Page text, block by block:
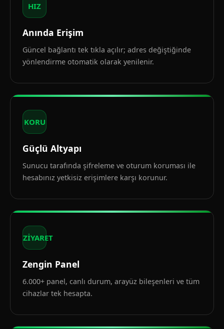
HIZ
Anında Erişim
Güncel bağlantı tek tıkla açılır; adres değiştiğinde
yönlendirme otomatik olarak yenilenir.
KORU
Güçlü Altyapı
Sunucu tarafında şifreleme ve oturum koruması ile
hesabınız yetkisiz erişimlere karşı korunur.
ZİYARET
Zengin Panel
6.000+ panel, canlı durum, arayüz bileşenleri ve tüm
cihazlar tek hesapta.